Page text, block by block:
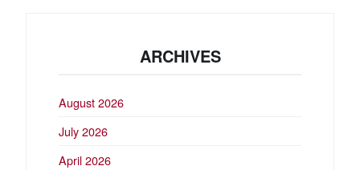
ARCHIVES
August 2026
July 2026
April 2026